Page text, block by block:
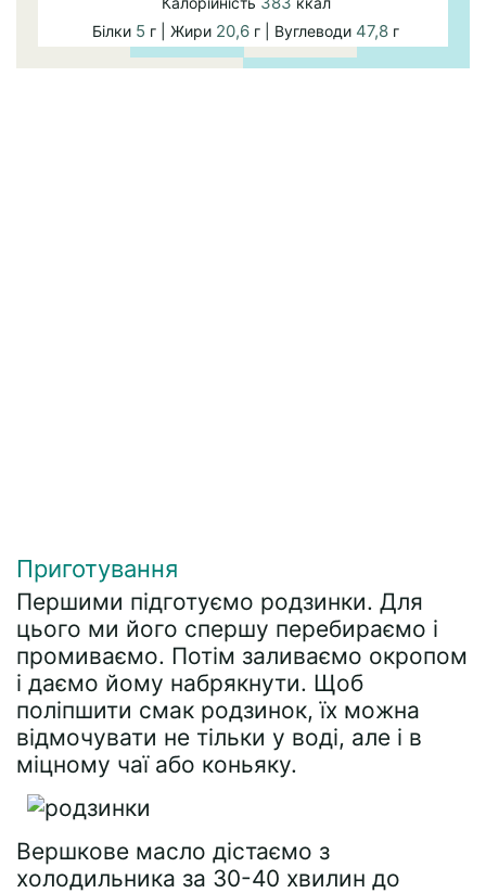
Білки 5 г | Жири 20,6 г | Вуглеводи 47,8 г
Приготування
Першими підготуємо родзинки. Для
цього ми його спершу перебираємо і
промиваємо. Потім заливаємо окропом
і даємо йому набрякнути. Щоб
поліпшити смак родзинок, їх можна
відмочувати не тільки у воді, але і в
міцному чаї або коньяку.
Вершкове масло дістаємо з
холодильника за 30-40 хвилин до